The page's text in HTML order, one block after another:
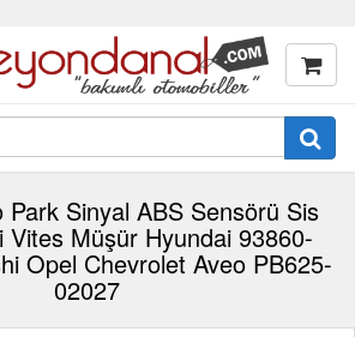
Park Sinyal ABS Sensörü Sis
Vites Müşür Hyundai 93860-
Opel Chevrolet Aveo PB625-
02027